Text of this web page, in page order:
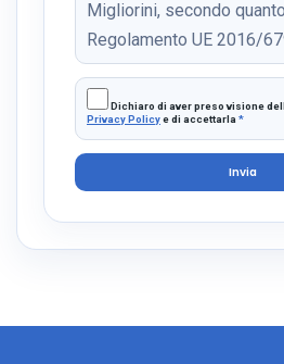
Migliorini, secondo
Regolamento UE 2016/
Dichiaro di aver preso visione
Privacy Policye di accettarla*
Invia